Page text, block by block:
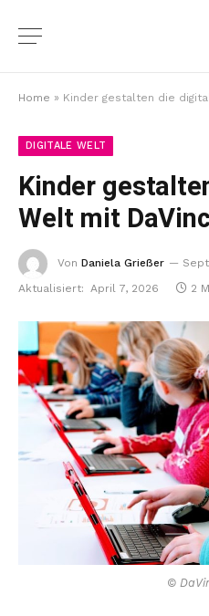
Home » Kinder gestalten die
DIGITALE WELT
Kinder
Welt mit
Von Daniela Grießer
Aktualisiert: April 7, 2026 2
©